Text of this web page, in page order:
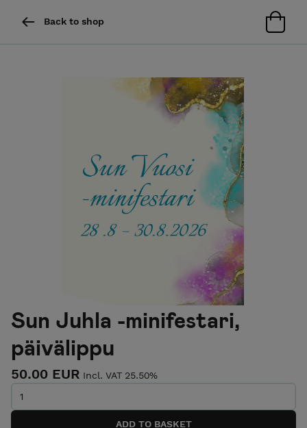
Back to shop
Sun Juhla -minifestari,
päivälippu
50.00 EUR Incl. VAT 25.50%